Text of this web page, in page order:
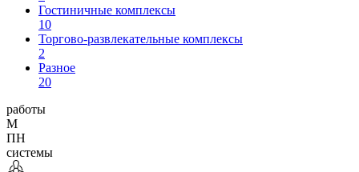
Гостиничные комплексы
10
Торгово-развлекательные комплексы
2
Разное
20
работы
М
ПН
системы